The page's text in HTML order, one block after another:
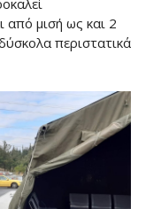
από μισή ως και 2
περιστατικά